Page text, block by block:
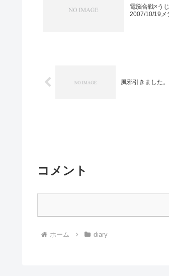
電脳合戦×う
2007/10/19メ
風邪引きました。
コメント
ホーム diary